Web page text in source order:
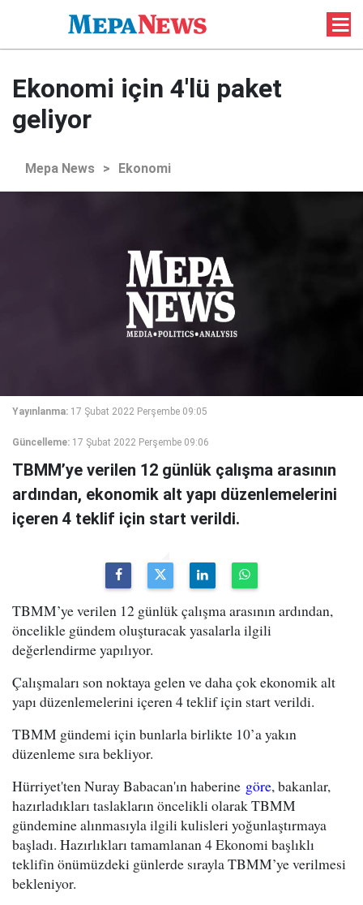
Ekonomi için 4'lü paket
geliyor
Mepa News > Ekonomi
Yayınlanma: 17 Şubat 2022 Perşembe 09:05
Güncelleme: 17 Şubat 2022 Perşembe 09:06
TBMM’ye verilen 12 günlük çalışma arasının
ardından, ekonomik alt yapı düzenlemelerini
içeren 4 teklif için start verildi.
TBMM’ye verilen 12 günlük çalışma arasının ardından,
öncelikle gündem oluşturacak yasalarla ilgili
değerlendirme yapılıyor.
Çalışmaları son noktaya gelen ve daha çok ekonomik alt
yapı düzenlemelerini içeren 4 teklif için start verildi.
TBMM gündemi için bunlarla birlikte 10’a yakın
düzenleme sıra bekliyor.
Hürriyet'ten Nuray Babacan'ın haberine göre, bakanlar,
hazırladıkları taslakların öncelikli olarak TBMM
gündemine alınmasıyla ilgili kulisleri yoğunlaştırmaya
başladı. Hazırlıkları tamamlanan 4 Ekonomi başlıklı
teklifin önümüzdeki günlerde sırayla TBMM’ye verilmesi
bekleniyor.